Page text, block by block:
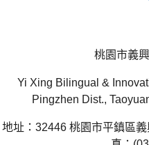
桃園市義
Yi Xing Bilingual &
Pingzhen Dist.,
地址：32446 桃園市平鎮區